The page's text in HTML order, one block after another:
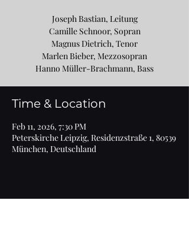
Joseph Bastian, Leitung
Camille Schnoor, Sopran
Magnus Dietrich, Tenor
Marlen Bieber, Mezzosopran
Hanno Müller-Brachmann, Bass
Time & Location
Feb 11, 2026, 7:30 PM
Peterskirche Leipzig, Residenzstraße 1, 80539
München, Deutschland